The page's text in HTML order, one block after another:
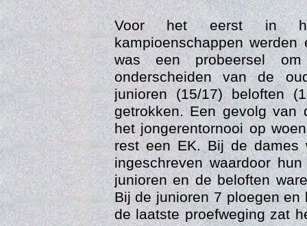
Voor het eerst in
kampioenschappen
was een probeersel
onderscheiden van de
junioren (15/17) beloften
getrokken. Een gevolg van
het jongerentornooi op
rest een EK. Bij de dames
ingeschreven waardoor
junioren en de beloften
Bij de junioren 7 ploegen
de laatste proefweging zat